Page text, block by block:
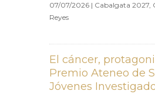
07/07/2026 | Cabalgata 2027,
Reyes
El cáncer,
Premio Ateneo de
Jóvenes